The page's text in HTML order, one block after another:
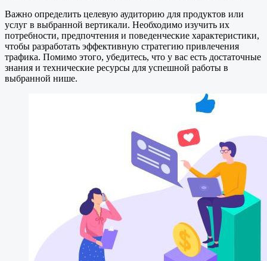
Важно определить целевую аудиторию для продуктов или
услуг в выбранной вертикали. Необходимо изучить их
потребности, предпочтения и поведенческие характеристики,
чтобы разработать эффективную стратегию привлечения
трафика. Помимо этого, убедитесь, что у вас есть достаточные
знания и технические ресурсы для успешной работы в
выбранной нише.